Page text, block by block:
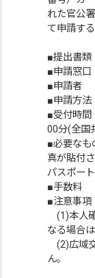
れた官公
て申請す
■提出書
■申請窓
■申請者
■申請方
■受付時
00分(全国
■必要な
真が貼付
パスポー
■手数
■注意事項
(1)本人
なる場合
(2)広域
ん。